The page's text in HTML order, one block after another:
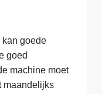
kan goede
goed
machine moet
maandelijks